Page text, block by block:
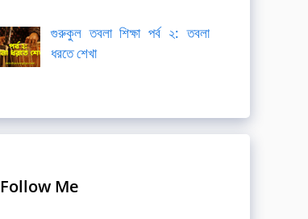
গুরুকুল তবলা শিক্ষা পর্ব ২: তবলা
ধরতে শেখা
Follow Me